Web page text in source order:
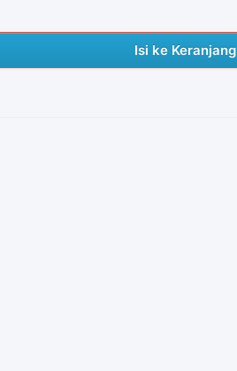
Isi ke Keranjang